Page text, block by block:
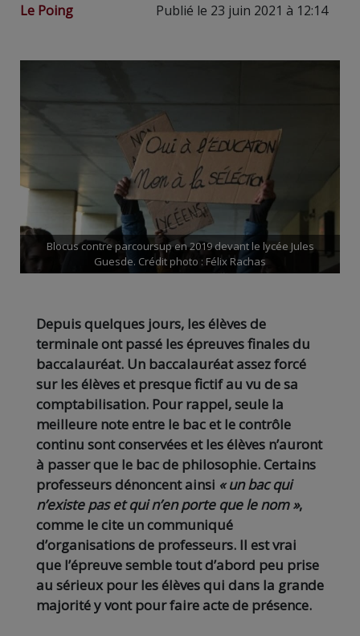
Le Poing Publié le 23 juin 2021 à 12:14
Blocus contre parcoursup en 2019 devant le lycée Jules
Guesde. Crédit photo : Félix Rachas
Depuis quelques jours, les élèves de
terminale ont passé les épreuves finales du
baccalauréat. Un baccalauréat assez forcé
sur les élèves et presque fictif au vu de sa
comptabilisation. Pour rappel, seule la
meilleure note entre le bac et le contrôle
continu sont conservées et les élèves n’auront
à passer que le bac de philosophie. Certains
professeurs dénoncent ainsi « un bac qui
n’existe pas et qui n’en porte que le nom »,
comme le cite un communiqué
d’organisations de professeurs. Il est vrai
que l’épreuve semble tout d’abord peu prise
au sérieux pour les élèves qui dans la grande
majorité y vont pour faire acte de présence.